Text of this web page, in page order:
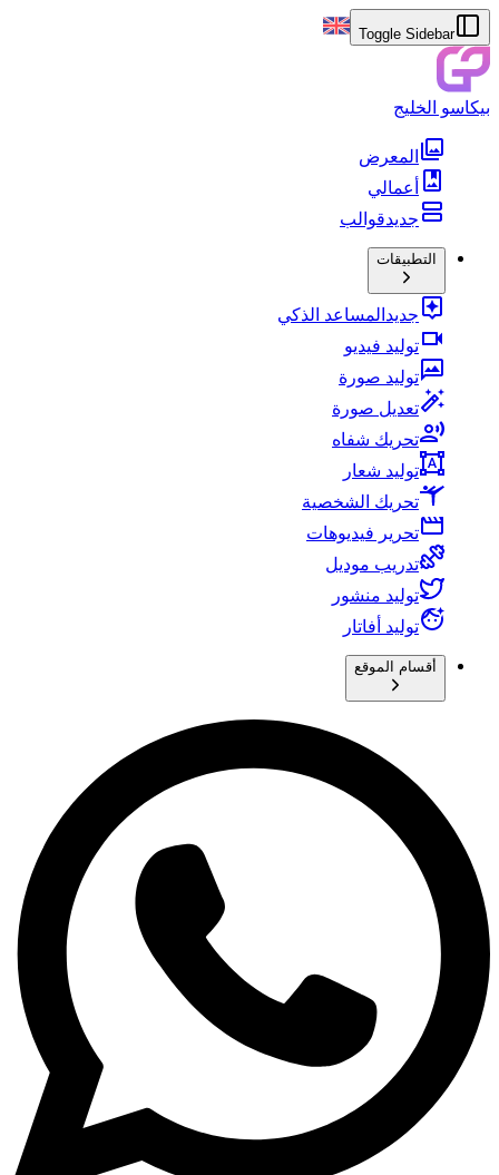
Toggle Sidebar
بيكاسو الخليج
المعرض
أعمالي
جديدقوالب
التطبيقات
جديد المساعد الذكي
توليد فيديو
توليد صورة
تعديل صورة
تحريك شفاه
توليد شعار
تحريك الشخصية
تحرير فيديوهات
تدريب موديل
توليد منشور
توليد أفاتار
أقسام الموقع